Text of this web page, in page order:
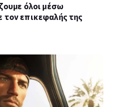
όλοι μέσω
επικεφαλής της